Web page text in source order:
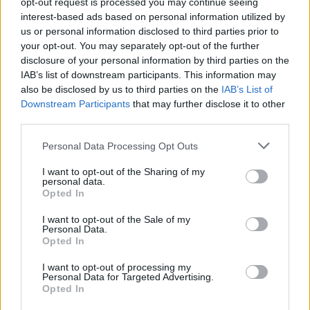
interest-based ads based on personal information utilized by
us or personal information disclosed to third parties prior to
your opt-out. You may separately opt-out of the further
disclosure of your personal information by third parties on the
IAB’s list of downstream participants. This information may
also be disclosed by us to third parties on the IAB’s List of
Downstream Participants that may further disclose it to other
Personal Data Processing Opt Outs
I want to opt-out of the Sharing of my
personal data.
Opted In
I want to opt-out of the Sale of my
Personal Data.
Opted In
I want to opt-out of processing my
Personal Data for Targeted Advertising.
Opted In
-Όσο το είδες εσύ άλλο τόσο το είδα και εγώ.
Και πήγα που λες στο μαγαζί του, και ξαναπήγα
και ματαξαναπήγα. Και όλο θα έρθει την άλλη
βδομάδα έλεγε, και θα έρθει σε δέκα μέρες, και
δεν ήρθε ακόμη το πλοίο με τα αμάξια και άλλα
ζήτησες;
-Μου έδωσε ένα παλιόχαρτο, αλλά απόδειξη δεν
ήταν τελικά όπως μου είπε ο δικηγόρος που
πήγα στο τέλος.
-Πήγες σε δικηγόρο; Και τι έγινε μετά;
-Να μην στα πολυλογώ, μπάρμπα, του ‘δωσα (ο
δικηγόρος το κανόνισε) και άλλα λεφτά και στο
τέλος πήρα στο όνομα μου ένα οικόπεδο που